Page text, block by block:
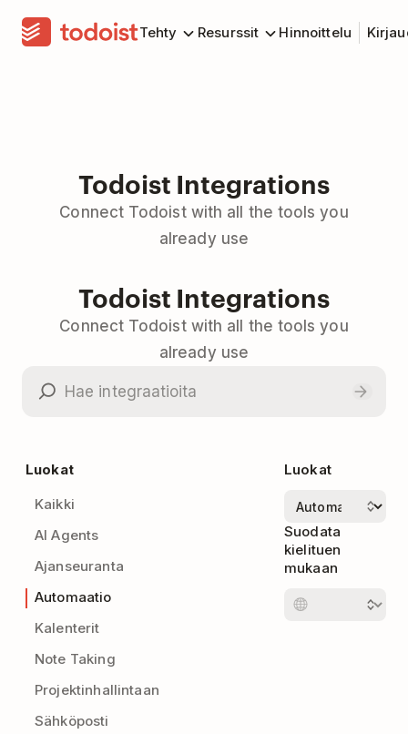
Tehty Resurssit Hinnoittelu
Todoist Integrations
Connect Todoist with all the tools you
already use
Todoist Integrations
Connect Todoist with all the tools you
already use
Luokat
Kaikki
AI Agents
Ajanseuranta
Automaatio
Kalenterit
Note Taking
Projektinhallintaan
Sähköposti
Luokat
Suodata
kielituen
mukaan